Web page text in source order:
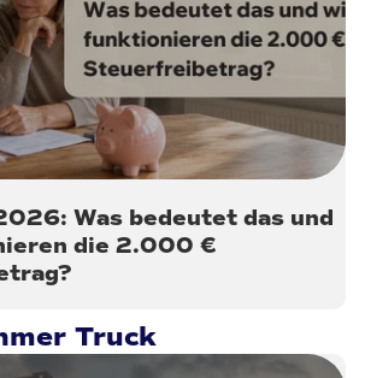
Was bedeutet das und
die 2.000 €
Truck